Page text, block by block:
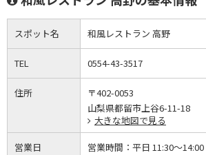
スポット名 和風レストラン 高野
TEL 0554-43-3517
住所
〒402-0053
山梨県都留市上谷6-11-18
大きな地図で見る
営業日 営業時間： 平日 11:30～